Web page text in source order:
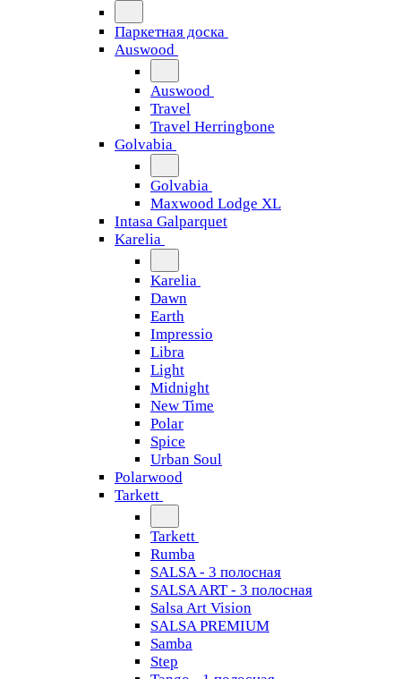
Паркетная доска
Auswood
Auswood
Travel
Travel Herringbone
Golvabia
Golvabia
Maxwood Lodge XL
Intasa Galparquet
Karelia
Karelia
Dawn
Earth
Impressio
Libra
Light
Midnight
New Time
Polar
Spice
Urban Soul
Polarwood
Tarkett
Tarkett
Rumba
SALSA - 3 полосная
SALSA ART - 3 полосная
Salsa Art Vision
SALSA PREMIUM
Samba
Step